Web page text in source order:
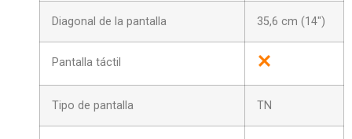
Diagonal de la pantalla 35,6 cm (14″)
Pantalla táctil
Tipo de pantalla TN